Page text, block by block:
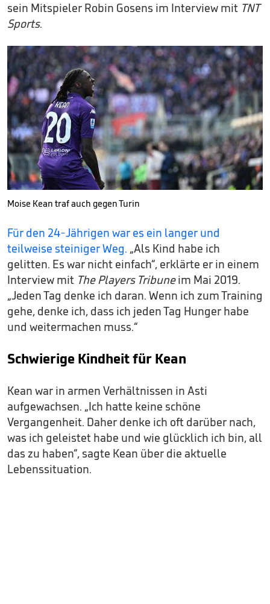
sein Mitspieler Robin Gosens im Interview mit TNT
Sports.
Moise Kean traf auch gegen Turin
Für den 24-Jährigen war es ein langer und
teilweise steiniger Weg. „Als Kind habe ich
gelitten. Es war nicht einfach“, erklärte er in einem
Interview mit The Players Tribuneim Mai 2019.
„Jeden Tag denke ich daran. Wenn ich zum Training
gehe, denke ich, dass ich jeden Tag Hunger habe
und weitermachen muss.“
Schwierige Kindheit für Kean
Kean war in armen Verhältnissen in Asti
aufgewachsen. „Ich hatte keine schöne
Vergangenheit. Daher denke ich oft darüber nach,
was ich geleistet habe und wie glücklich ich bin, all
das zu haben“, sagte Kean über die aktuelle
Lebenssituation.